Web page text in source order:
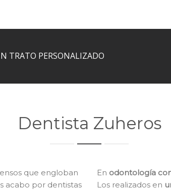
TRATO PERSONALIZADO
Dentista Zuheros
que engloban
acabo por dentistas
En odontología
Los realizados en